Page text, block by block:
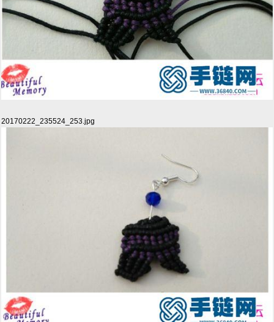
20170222_235524_253.jpg